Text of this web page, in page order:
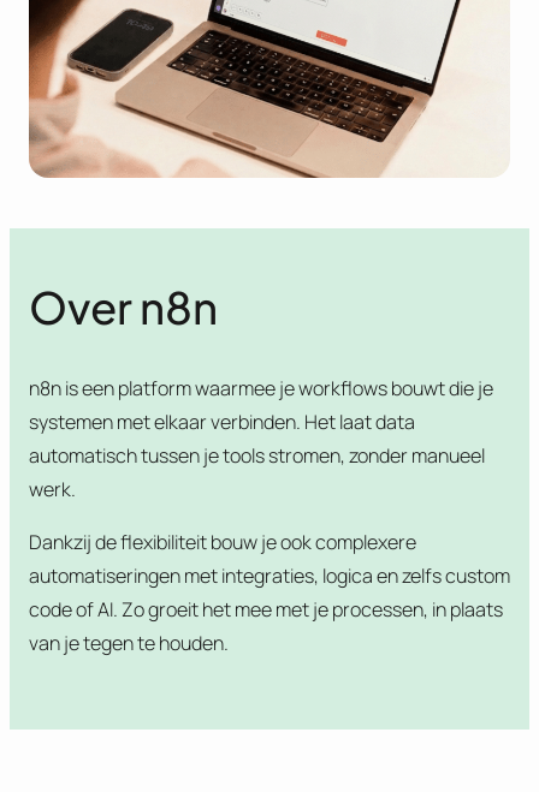
Over n8n
n8n is een platform waarmee je workflows bouwt die je
systemen met elkaar verbinden. Het laat data
automatisch tussen je tools stromen, zonder manueel
werk.
Dankzij de flexibiliteit bouw je ook complexere
automatiseringen met integraties, logica en zelfs custom
code of AI. Zo groeit het mee met je processen, in plaats
van je tegen te houden.